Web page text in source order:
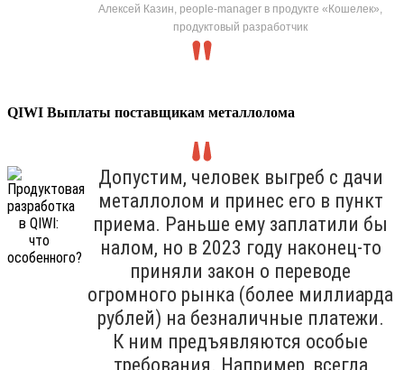
Алексей Казин, people-manager в продукте «Кошелек»,
продуктовый разработчик
QIWI Выплаты поставщикам металлолома
Допустим, человек выгреб с дачи
металлолом и принес его в пункт
приема. Раньше ему заплатили бы
налом, но в 2023 году наконец-то
приняли закон о переводе
огромного рынка (более миллиарда
рублей) на безналичные платежи.
К ним предъявляются особые
требования. Например, всегда